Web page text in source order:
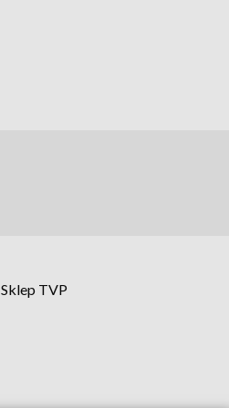
Sklep TVP